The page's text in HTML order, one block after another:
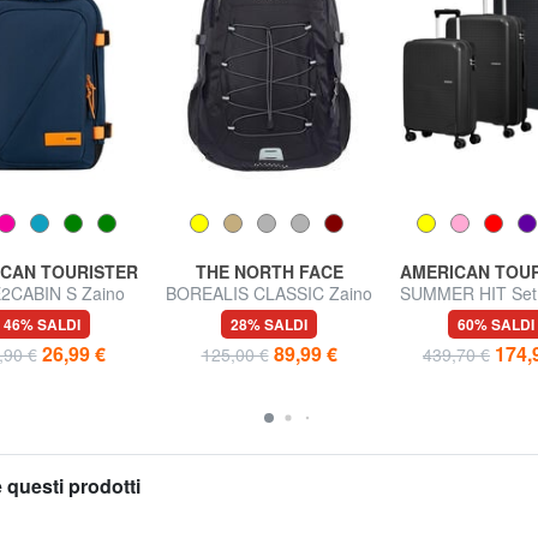
TOURISTER
S Zaino
ok Ryanair
46% SALDI
€ 26,99 €
THE NORTH FACE
BOREALIS CLASSIC Zaino
da 29 L
28% SALDI
125,00 € 89,99 €
AMERICAN
SUMMER HIT
Cabin + Medio +
60% SALDI
439,70 €
questi prodotti